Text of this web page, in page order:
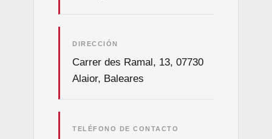
DIRECCIÓN
Carrer des Ramal, 13, 07730
Alaior, Baleares
TELÉFONO DE CONTACTO